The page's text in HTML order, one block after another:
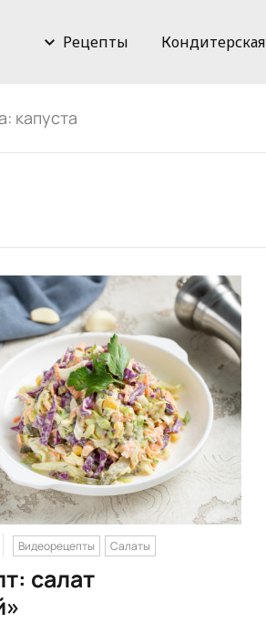
Рецепты Кондитерская
капуста
Видеорецепты Салаты
салат